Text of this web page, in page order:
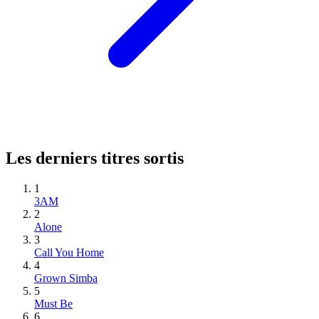
Les derniers titres sortis
1
3AM
2
Alone
3
Call You Home
4
Grown Simba
5
Must Be
6